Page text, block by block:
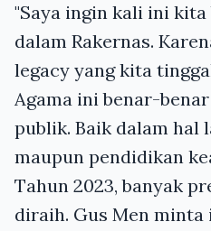
"Saya ingin kali ini
dalam Rakernas.
legacy yang kita
Agama ini benar-
publik. Baik dalam hal
maupun pendidikan
Tahun 2023, banyak
diraih. Gus Men